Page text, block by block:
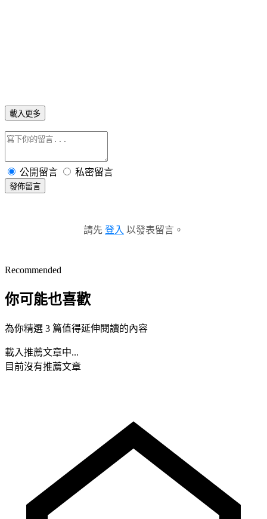
載入更多
公開留言 私密留言
發佈留言
請先 登入 以發表留言。
Recommended
你可能也喜歡
為你精選 3 篇值得延伸閱讀的內容
載入推薦文章中...
目前沒有推薦文章